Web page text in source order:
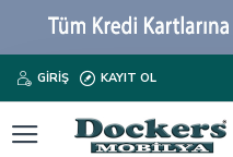
GIRIŞ KAYIT OL